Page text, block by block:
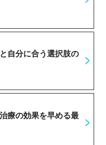
自分に合う選択肢の
療の効果を早める最